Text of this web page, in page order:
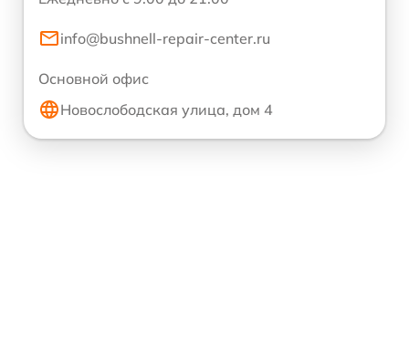
info@bushnell-repair-center.ru
Основной офис
Новослободская улица, дом 4